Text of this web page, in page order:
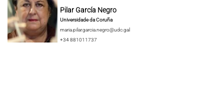
Pilar García Negro
Universidade da Coruña
maria.pilar.garcia.negro@udc.gal
+34 881011737